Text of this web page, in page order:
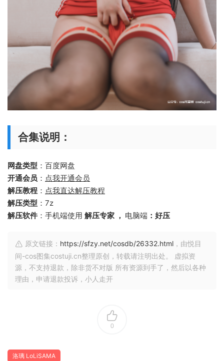
合集说明：
网盘类型 ：百度网盘
开通会员 ： 点我开通会员
解压教程 ： 点我直达解压教程
解压类型 ：7z
解压软件 ：手机端使用 解压专家 ， 电脑端 ：好压
原文链接： https://sfzy.net/cosdb/26332.html ，由悦目
间-cos图集costuji.cn整理原创，转载请注明出处。 虚拟资
源，不支持退款，除非货不对版 所有资源到手了，然后以各种
理由，申请退款投诉，小人走开
0
洛璃 LoLiSAMA